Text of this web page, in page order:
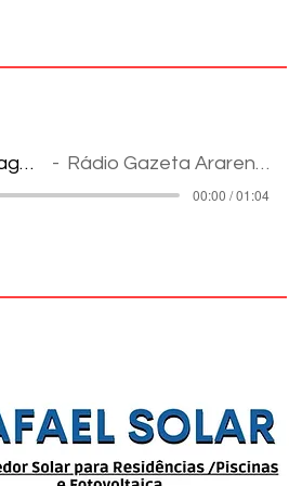
na Internet: informação e
Reportagem Rádio Gazeta Ararense
00:00 / 01:04